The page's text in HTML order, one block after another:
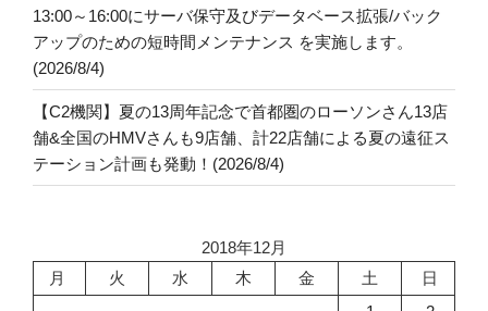
13:00～16:00にサーバ保守及びデータベース拡張/バック
アップのための短時間メンテナンス を実施します。
(2026/8/4)
【C2機関】夏の13周年記念で首都圏のローソンさん13店
舗&全国のHMVさんも9店舗、計22店舗による夏の遠征ス
テーション計画も発動！(2026/8/4)
2018年12月
月
火 水 木 金 土
日